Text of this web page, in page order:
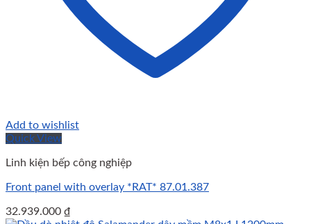
Add to wishlist
Quick View
Linh kiện bếp công nghiệp
Front panel with overlay *RAT* 87.01.387
32.939.000 ₫